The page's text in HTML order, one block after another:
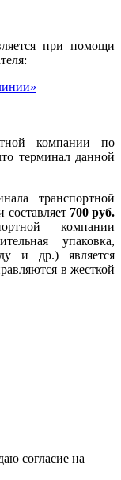
при помощи
компании по
терминал данной
транспортной
700 руб.
компании
упаковка,
и др.) является
в жесткой
согласие на